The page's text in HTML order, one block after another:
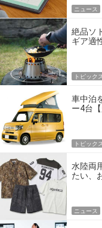
ニュース
絶品ソ
ギア適
トピックス
車中泊
ー4台
トピックス
水陸両
たい、
ニュース